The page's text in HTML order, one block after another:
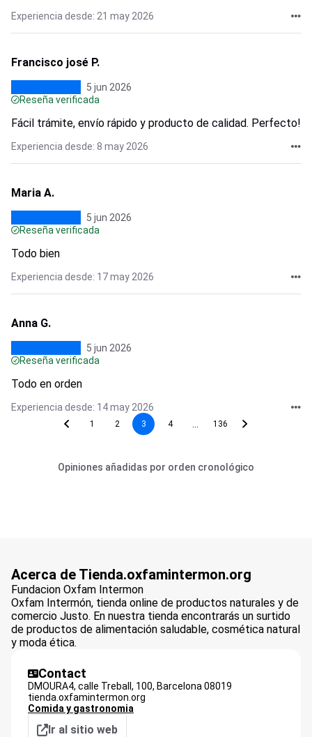
Experiencia desde: 21 may 2026
Francisco josé P.
5 jun 2026
Reseña verificada
Fácil trámite, envío rápido y producto de calidad. Perfecto!
Experiencia desde: 8 may 2026
Maria A.
5 jun 2026
Reseña verificada
Todo bien
Experiencia desde: 17 may 2026
Anna G.
5 jun 2026
Reseña verificada
Todo en orden
Experiencia desde: 14 may 2026
1 2 3 4 136
Opiniones añadidas por orden cronológico
Acerca de Tienda.oxfamintermon.org
Fundacion Oxfam Intermon
Oxfam Intermón, tienda online de productos naturales y de
comercio Justo. En nuestra tienda encontrarás un surtido
de productos de alimentación saludable, cosmética natural
y moda ética.
Contact
DMOURA4, calle Treball, 100, Barcelona 08019
tienda.oxfamintermon.org
Comida y gastronomia
Ir al sitio web